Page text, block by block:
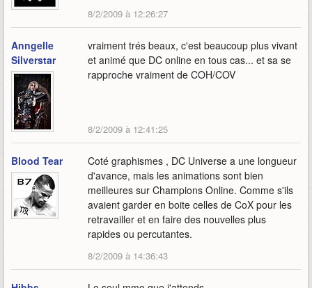
8/2/2009 à 12:26:27
Anngelle
Silverstar
vraiment trés beaux, c'est beaucoup plus vivant
et animé que DC online en tous cas... et sa se
rapproche vraiment de COH/COV
8/2/2009 à 12:41:25
Blood Tear
Coté graphismes , DC Universe a une longueur
d'avance, mais les animations sont bien
meilleures sur Champions Online. Comme s'ils
avaient garder en boite celles de CoX pour les
retravailler et en faire des nouvelles plus
rapides ou percutantes.
8/2/2009 à 14:36:43